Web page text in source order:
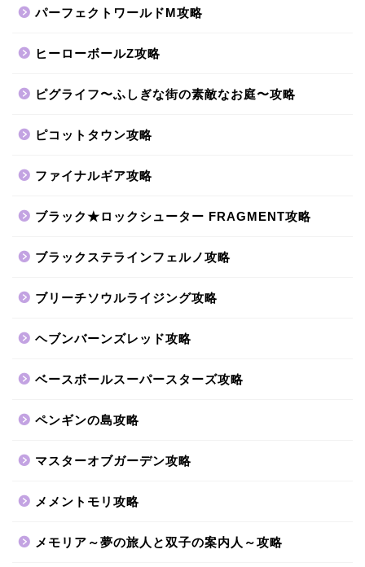
パーフェクトワールドM攻略
ヒーローボールZ攻略
ピグライフ〜ふしぎな街の素敵なお庭〜攻略
ピコットタウン攻略
ファイナルギア攻略
ブラック★ロックシューター FRAGMENT攻略
ブラックステラインフェルノ攻略
ブリーチソウルライジング攻略
ヘブンバーンズレッド攻略
ベースボールスーパースターズ攻略
ペンギンの島攻略
マスターオブガーデン攻略
メメントモリ攻略
メモリア～夢の旅人と双子の案内人～攻略